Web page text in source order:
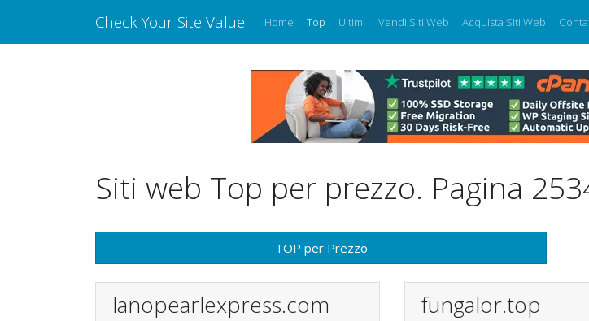
Check Your Site Value Home Top Ultimi Vendi Siti Web Acquista Siti Web
Siti web Top per prezzo. Pagina
TOP per Prezzo
lanopearlexpress.com fungalor.top